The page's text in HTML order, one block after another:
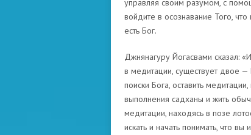
управляя своим разумом, с
войдите в осознавание Того,
есть Бог.
Джнянагуру Йогасвами сказал:
в медитации, существует двое
поиски Бога, оставить
выполнения садханы и жить
медитации, находясь в позе
искать и начать понимать, что